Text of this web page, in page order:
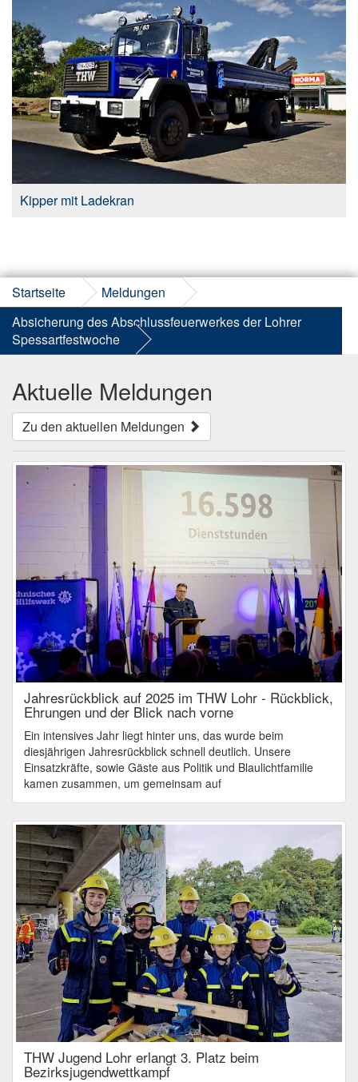
Kipper mit Ladekran
Startseite
Meldungen
Absicherung des Abschlussfeuerwerkes der Lohrer
Spessartfestwoche
Aktuelle Meldungen
Zu den aktuellen Meldungen
Jahresrückblick auf 2025 im THW Lohr - Rückblick,
Ehrungen und der Blick nach vorne
Ein intensives Jahr liegt hinter uns, das wurde beim
diesjährigen Jahresrückblick schnell deutlich. Unsere
Einsatzkräfte, sowie Gäste aus Politik und Blaulichtfamilie
kamen zusammen, um gemeinsam auf
THW Jugend Lohr erlangt 3. Platz beim
Bezirksjugendwettkampf